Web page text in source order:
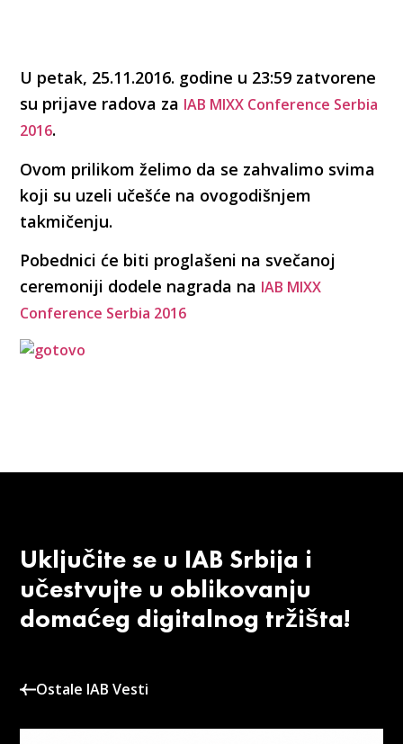
U petak, 25.11.2016. godine u 23:59 zatvorene
su prijave radova za IAB MIXX Conference Serbia
2016.
Ovom prilikom želimo da se zahvalimo svima
koji su uzeli učešće na ovogodišnjem
takmičenju.
Pobednici će biti proglašeni na svečanoj
ceremoniji dodele nagrada na IAB MIXX
Conference Serbia 2016
Uključite se u IAB Srbija i
učestvujte u oblikovanju
domaćeg digitalnog tržišta!
Ostale IAB Vesti